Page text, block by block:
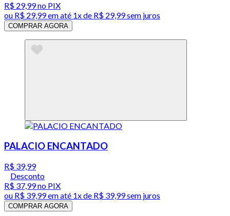
R$ 29,99no PIX
ou R$ 29,99em até 1x de R$ 29,99sem juros
COMPRAR AGORA
PALACIO ENCANTADO
R$ 39,99
Desconto
R$ 37,99no PIX
ou R$ 39,99em até 1x de R$ 39,99sem juros
COMPRAR AGORA